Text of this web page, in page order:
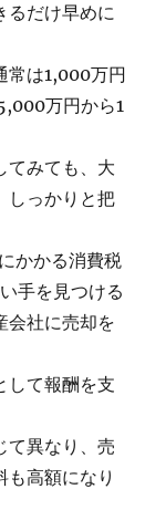
るだけ早めに
常は1,000万円
万円から1
てみても、大
しっかりと把
かかる消費税
手を見つける
会社に売却を
して報酬を支
て異なり、売
高額になり